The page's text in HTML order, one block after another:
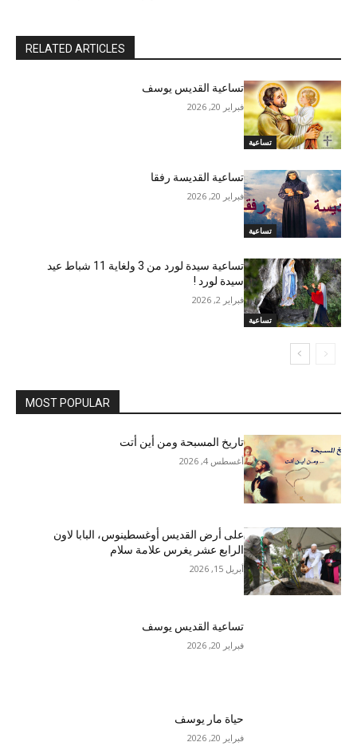
RELATED ARTICLES
تساعية
تساعية القديس يوسف
فبراير 20, 2026
تساعية
تساعية القديسة رفقا
فبراير 20, 2026
تساعية
تساعية سيدة لورد من 3 ولغاية 11 شباط عيد
سيدة لورد !
فبراير 2, 2026
MOST POPULAR
تاريخ المسبحة ومن أين أتت
أغسطس 4, 2026
على أرض القديس أوغسطينوس، البابا لاون
الرابع عشر يغرس علامة سلام
أبريل 15, 2026
تساعية القديس يوسف
فبراير 20, 2026
حياة مار يوسف
فبراير 20, 2026